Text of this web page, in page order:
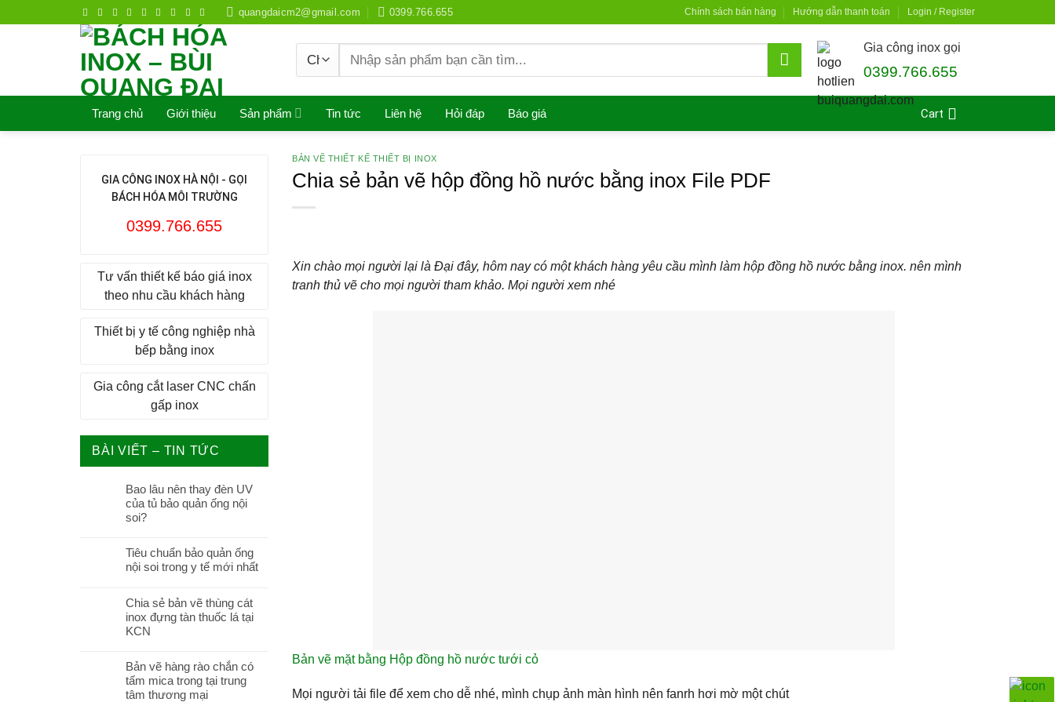
to
quangdaicm2@gmail.com 0399.766.655 Chính sách bán hàng Hướng dẫn thanh toán Login / Register
Search
Gia công inox gọi
0399.766.655
Trang chủ Giới thiệu Sản phẩm Tin tức Liên hệ Hỏi đáp Báo giá Cart
GIA CÔNG INOX HÀ NỘI - GỌI
BÁCH HÓA MÔI TRƯỜNG
0399.766.655
Tư vấn thiết kế báo giá inox
theo nhu cầu khách hàng
Thiết bị y tế công nghiệp nhà
bếp bằng inox
Gia công cắt laser CNC chấn
gấp inox
BÀI VIẾT – TIN TỨC
Bao lâu nên thay đèn UV
của tủ bảo quản ống nội
soi?
Tiêu chuẩn bảo quản ống
nội soi trong y tế mới nhất
Chia sẻ bản vẽ thùng cát
inox đựng tàn thuốc lá tại
KCN
Bản vẽ hàng rào chắn có
tấm mica trong tại trung
tâm thương mại
BẢN VẼ THIẾT KẾ THIẾT BỊ INOX
Chia sẻ bản vẽ hộp đồng hồ nước bằng inox File PDF
Xin chào mọi người lại là Đại đây, hôm nay có một khách hàng yêu cầu mình làm hộp đồng hồ nước bằng inox. nên mình
tranh thủ vẽ cho mọi người tham khảo. Mọi người xem nhé
Bản vẽ mặt bằng Hộp đồng hồ nước tưới cỏ
Mọi người tải file để xem cho dễ nhé, mình chụp ảnh màn hình nên fanrh hơi mờ một chút